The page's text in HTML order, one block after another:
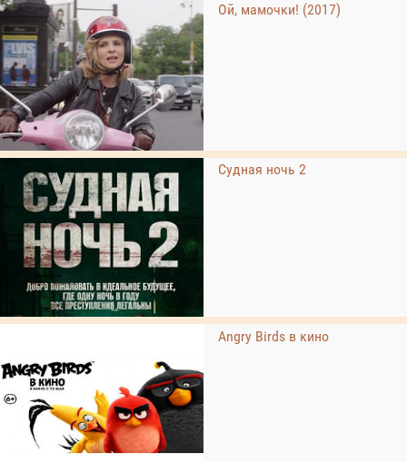
Ой, мамочки! (2017)
Судная ночь 2
Angry Birds в кино